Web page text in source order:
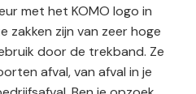
met het KOMO logo in
zakken zijn van zeer hoge
door de trekband. Ze
afval, van afval in je